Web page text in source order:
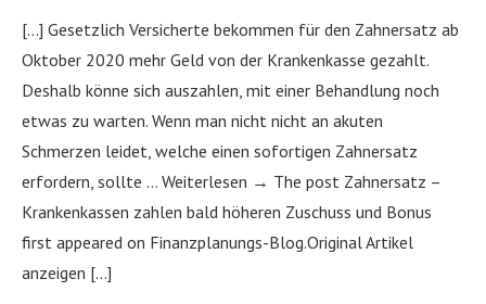
[…] Gesetzlich Versicherte bekommen für den Zahnersatz ab
Oktober 2020 mehr Geld von der Krankenkasse gezahlt.
Deshalb könne sich auszahlen, mit einer Behandlung noch
etwas zu warten. Wenn man nicht nicht an akuten
Schmerzen leidet, welche einen sofortigen Zahnersatz
erfordern, sollte … Weiterlesen → The post Zahnersatz –
Krankenkassen zahlen bald höheren Zuschuss und Bonus
first appeared on Finanzplanungs-Blog.Original Artikel
anzeigen […]